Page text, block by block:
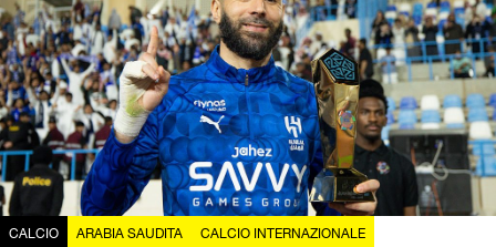
CALCIO ARABIA SAUDITA CALCIO INTERNAZIONALE